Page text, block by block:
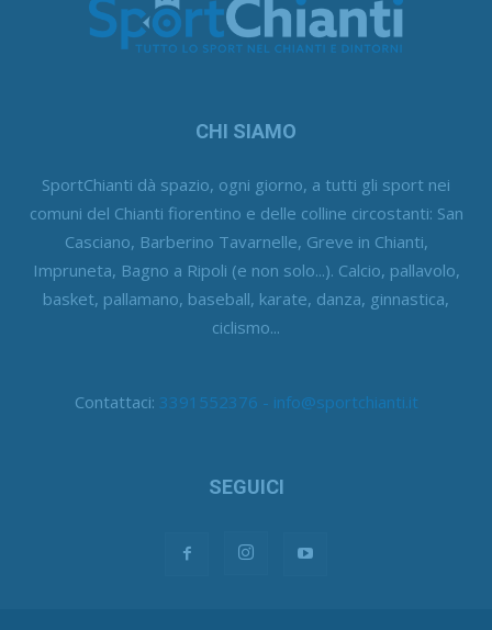
CHI SIAMO
SportChianti dà spazio, ogni giorno, a tutti gli sport nei
comuni del Chianti fiorentino e delle colline circostanti: San
Casciano, Barberino Tavarnelle, Greve in Chianti,
Impruneta, Bagno a Ripoli (e non solo...). Calcio, pallavolo,
basket, pallamano, baseball, karate, danza, ginnastica,
ciclismo...
Contattaci: 3391552376 - info@sportchianti.it
SEGUICI